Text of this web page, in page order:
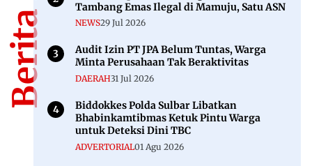
Tambang Emas Ilegal di Mamuju, Satu ASN
NEWS29 Jul 2026
Audit Izin PT JPA Belum Tuntas, Warga
Minta Perusahaan Tak Beraktivitas
DAERAH31 Jul 2026
Biddokkes Polda Sulbar Libatkan
Bhabinkamtibmas Ketuk Pintu Warga
untuk Deteksi Dini TBC
ADVERTORIAL01 Agu 2026